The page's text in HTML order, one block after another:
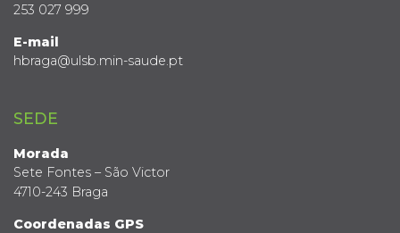
253 027 999
E-mail
hbraga@ulsb.min-saude.pt
SEDE
Morada
Sete Fontes – São Victor
4710-243 Braga
Coordenadas GPS